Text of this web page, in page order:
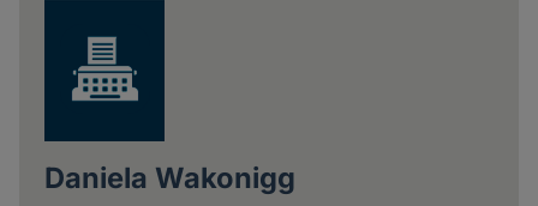
Daniela Wakonigg